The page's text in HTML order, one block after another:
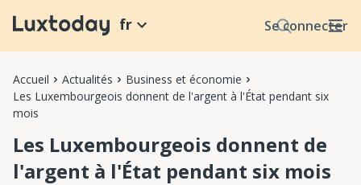
Se connecter
fr
Accueil Actualités
Business et économie
Les Luxembourgeois donnent de l'argent à l'État pendant six
mois
Les Luxembourgeois donnent de
l'argent à l'État pendant six mois